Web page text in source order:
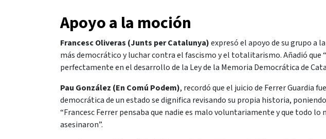
Apoyo a la moción
Francesc Oliveras (Junts per Catalunya)expresó el apoyo de su grupo a
más democrático y luchar contra el fascismo y el totalitarismo. Añadió que
perfectamente en el desarrollo de la Ley de la Memoria Democrática de
Pau González (En Comú Podem), recordó que el juicio de Ferrer Guardia
democrática de un estado se dignifica revisando su propia historia,
“Francesc Ferrer pensaba que nadie es malo voluntariamente y que todo
asesinaron”.